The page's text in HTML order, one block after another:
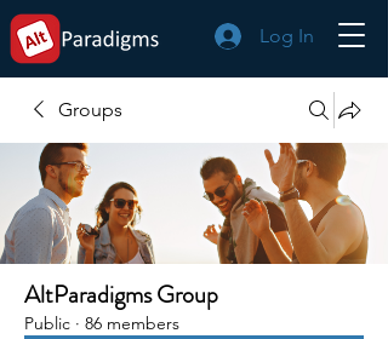
Log In
Groups
AltParadigms Group
Public · 86 members